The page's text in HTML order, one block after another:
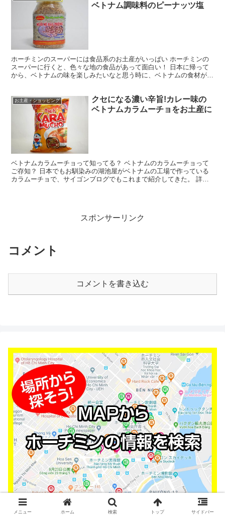
ベトナム調味料のピーナッツ塩
ホーチミンのスーパーには食品系のお土産がいっぱい ホーチミンの
スーパーに行くと、色々な地の食品があって面白い！ 日本に帰って
から、ベトナムの味を楽しみたいなと思う時に、ベトナムの食材があ
お土産・ショッピング
クセになる濃い辛旨!カレー味の
ベトナムカラムーチョをお土産に
ベトナムカラムーチョって知ってる？ ベトナムのカラムーチョって
ご存知？ 日本でもお馴染みの湖池屋がベトナムの工場で作っている
カラムーチョで、サイゴンブログでもこれまで紹介してきた。 詳し
スポンサーリンク
コメント
コメントを書き込む
メニュー ホーム 検索 トップ サイドバー